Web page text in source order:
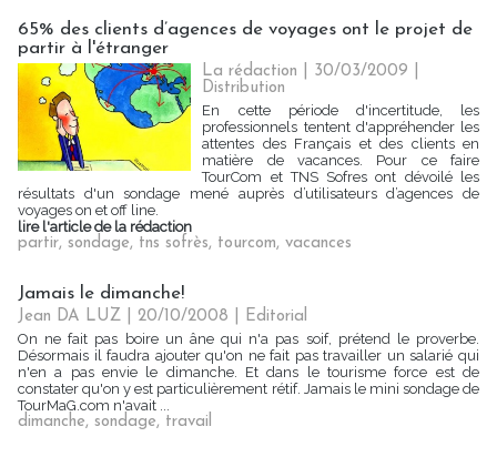
65% des clients d’agences de voyages ont le projet de
partir à l'étranger
La rédaction | 30/03/2009
Distribution
En cette période d'incertitude, les
professionnels tentent d'appréhender les
attentes des Français et des clients en
matière de vacances. Pour ce faire
TourCom et TNS Sofres ont dévoilé les
résultats d'un sondage mené auprès d’utilisateurs d’agences de
voyages on et off line.
lire l'article de la rédaction
partir, sondage, tns sofrès, tourcom, vacances
Jamais le dimanche!
Jean DA LUZ | 20/10/2008
Editorial
On ne fait pas boire un âne qui n'a pas soif, prétend le proverbe.
Désormais il faudra ajouter qu'on ne fait pas travailler un salarié qui
n'en a pas envie le dimanche. Et dans le tourisme force est de
constater qu'on y est particulièrement rétif. Jamais le mini sondage de
TourMaG.com n'avait ...
dimanche, sondage, travail